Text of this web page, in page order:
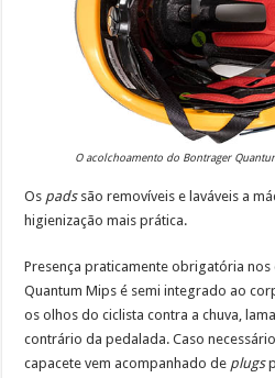
O acolchoamento do Bontrager
Os padssão removíveis e laváveis a
higienização mais prática.
Presença praticamente obrigatória
Quantum Mips é semi integrado ao
os olhos do ciclista contra a chuva,
contrário da pedalada. Caso
capacete vem acompanhado de plugs